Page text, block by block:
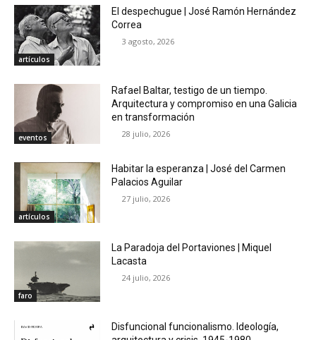
artículos
El despechugue | José Ramón Hernández
Correa
3 agosto, 2026
eventos
Rafael Baltar, testigo de un tiempo.
Arquitectura y compromiso en una Galicia
en transformación
28 julio, 2026
artículos
Habitar la esperanza | José del Carmen
Palacios Aguilar
27 julio, 2026
faro
La Paradoja del Portaviones | Miquel
Lacasta
24 julio, 2026
Disfuncional funcionalismo. Ideología,